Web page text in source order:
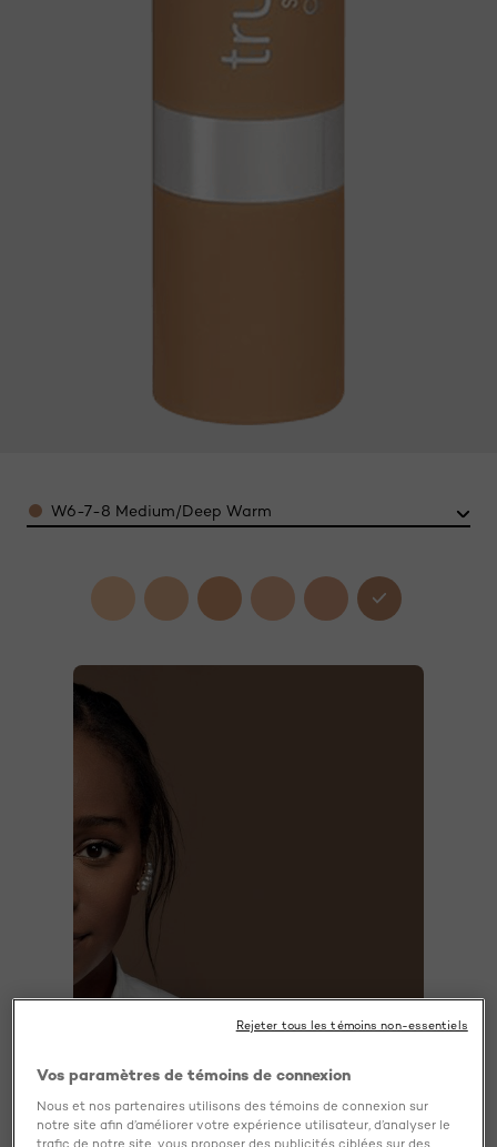
ColorW6-7-8 Medium/Deep Warm
Correction précise. Couvrance complète.
Vos paramètres de témoins de connexion
Nous et nos partenaires utilisons des témoins de connexion sur
notre site afin d’améliorer votre expérience utilisateur, d’analyser le
Rejeter tous les témoins non-essentiels